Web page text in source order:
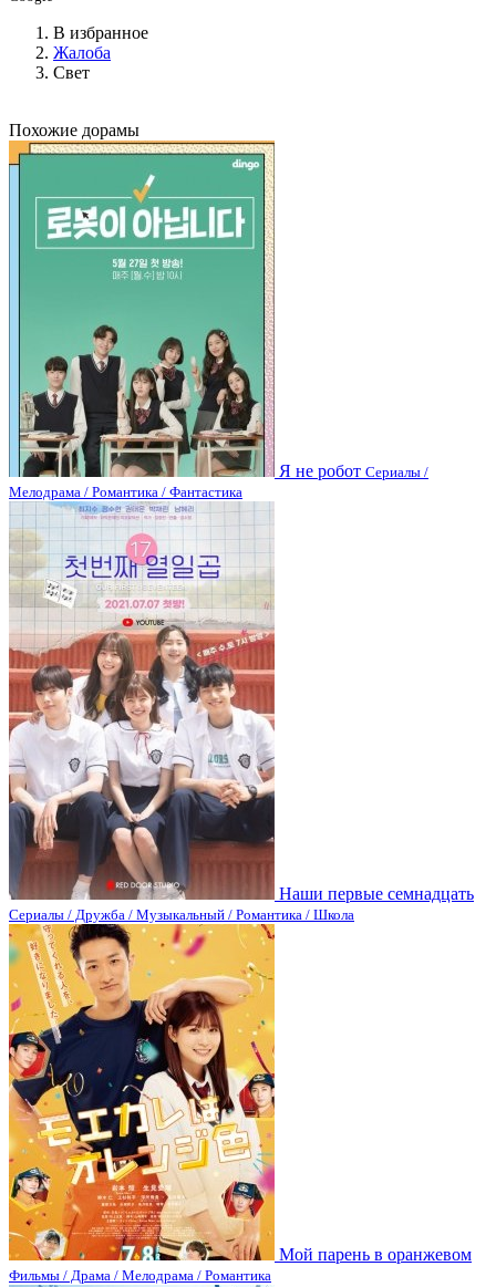
В избранное
Жалоба
Свет
Похожие дорамы
Я не робот Сериалы /
Мелодрама / Романтика / Фантастика
Наши первые семнадцать
Сериалы / Дружба / Музыкальный / Романтика / Школа
Мой парень в оранжевом
Фильмы / Драма / Мелодрама / Романтика